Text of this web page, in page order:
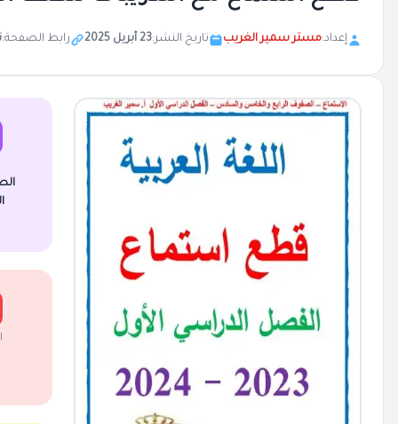
إعداد:مستر سمير الغريب تاريخ النشر:23 أبريل 2025 رابط الصفحة: